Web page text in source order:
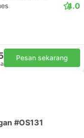
4.0
Pesan sekarang
#OS131